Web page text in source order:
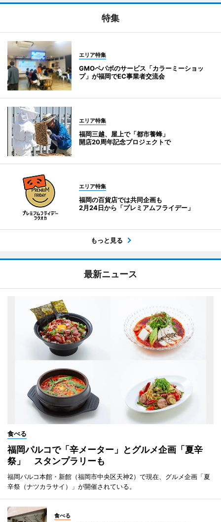
特集
エリア特集
GMOペパボのサービス「カラーミーショッ
プ」が福岡でEC事業者交流会
エリア特集
福岡三越、屋上で「都市養蜂」
開店20周年記念プロジェクトで
エリア特集
福岡の百貨店では共同企画も
2月24日から「プレミアムフライデー」
もっと見る
最新ニュース
食べる
福岡パルコで「辛メーター」とグルメ企画「夏辛
祭」 スタンプラリーも
福岡パルコ本館・新館（福岡市中央区天神2）で現在、グルメ企画「夏
辛祭（ナツカラサイ）」が開催されている。
食べる